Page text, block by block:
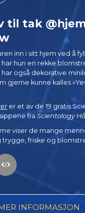
til tak
inn i sitt hjem ved å
hun en rekke
også dekorative
gjerne kunne kalles
er et av de 19 gratis
fra Scientology
viser de mange
friske og
INFORMASJON